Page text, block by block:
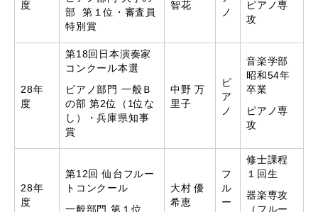
度
部 第１位・審査員
特別賞
智花
ノ
ピアノ専
攻
28年
度
第18回日本演奏家
コンクール本選
ピアノ部門 一般Ｂ
の部 第2位（1位な
し）・兵庫県知事
賞
中野 万
里子
ピ
ア
ノ
音楽学部
昭和54年
卒業
ピアノ専
攻
28年
度
第12回 仙台フルー
トコンクール
一般部門 第１位
大村 優
希恵
フ
ル
ー
修士課程
１回生
器楽専攻
（フルー